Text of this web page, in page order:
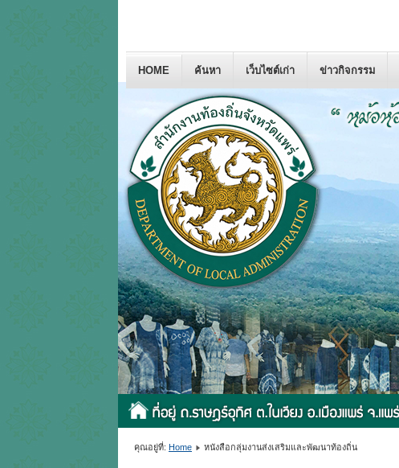
HOME ค้นหา เว็บไซต์เก่า ข่าวกิจกรรม
คุณอยู่ที่: Home
หนังสือกลุ่มงานส่งเสริมและพัฒนาท้องถิ่น